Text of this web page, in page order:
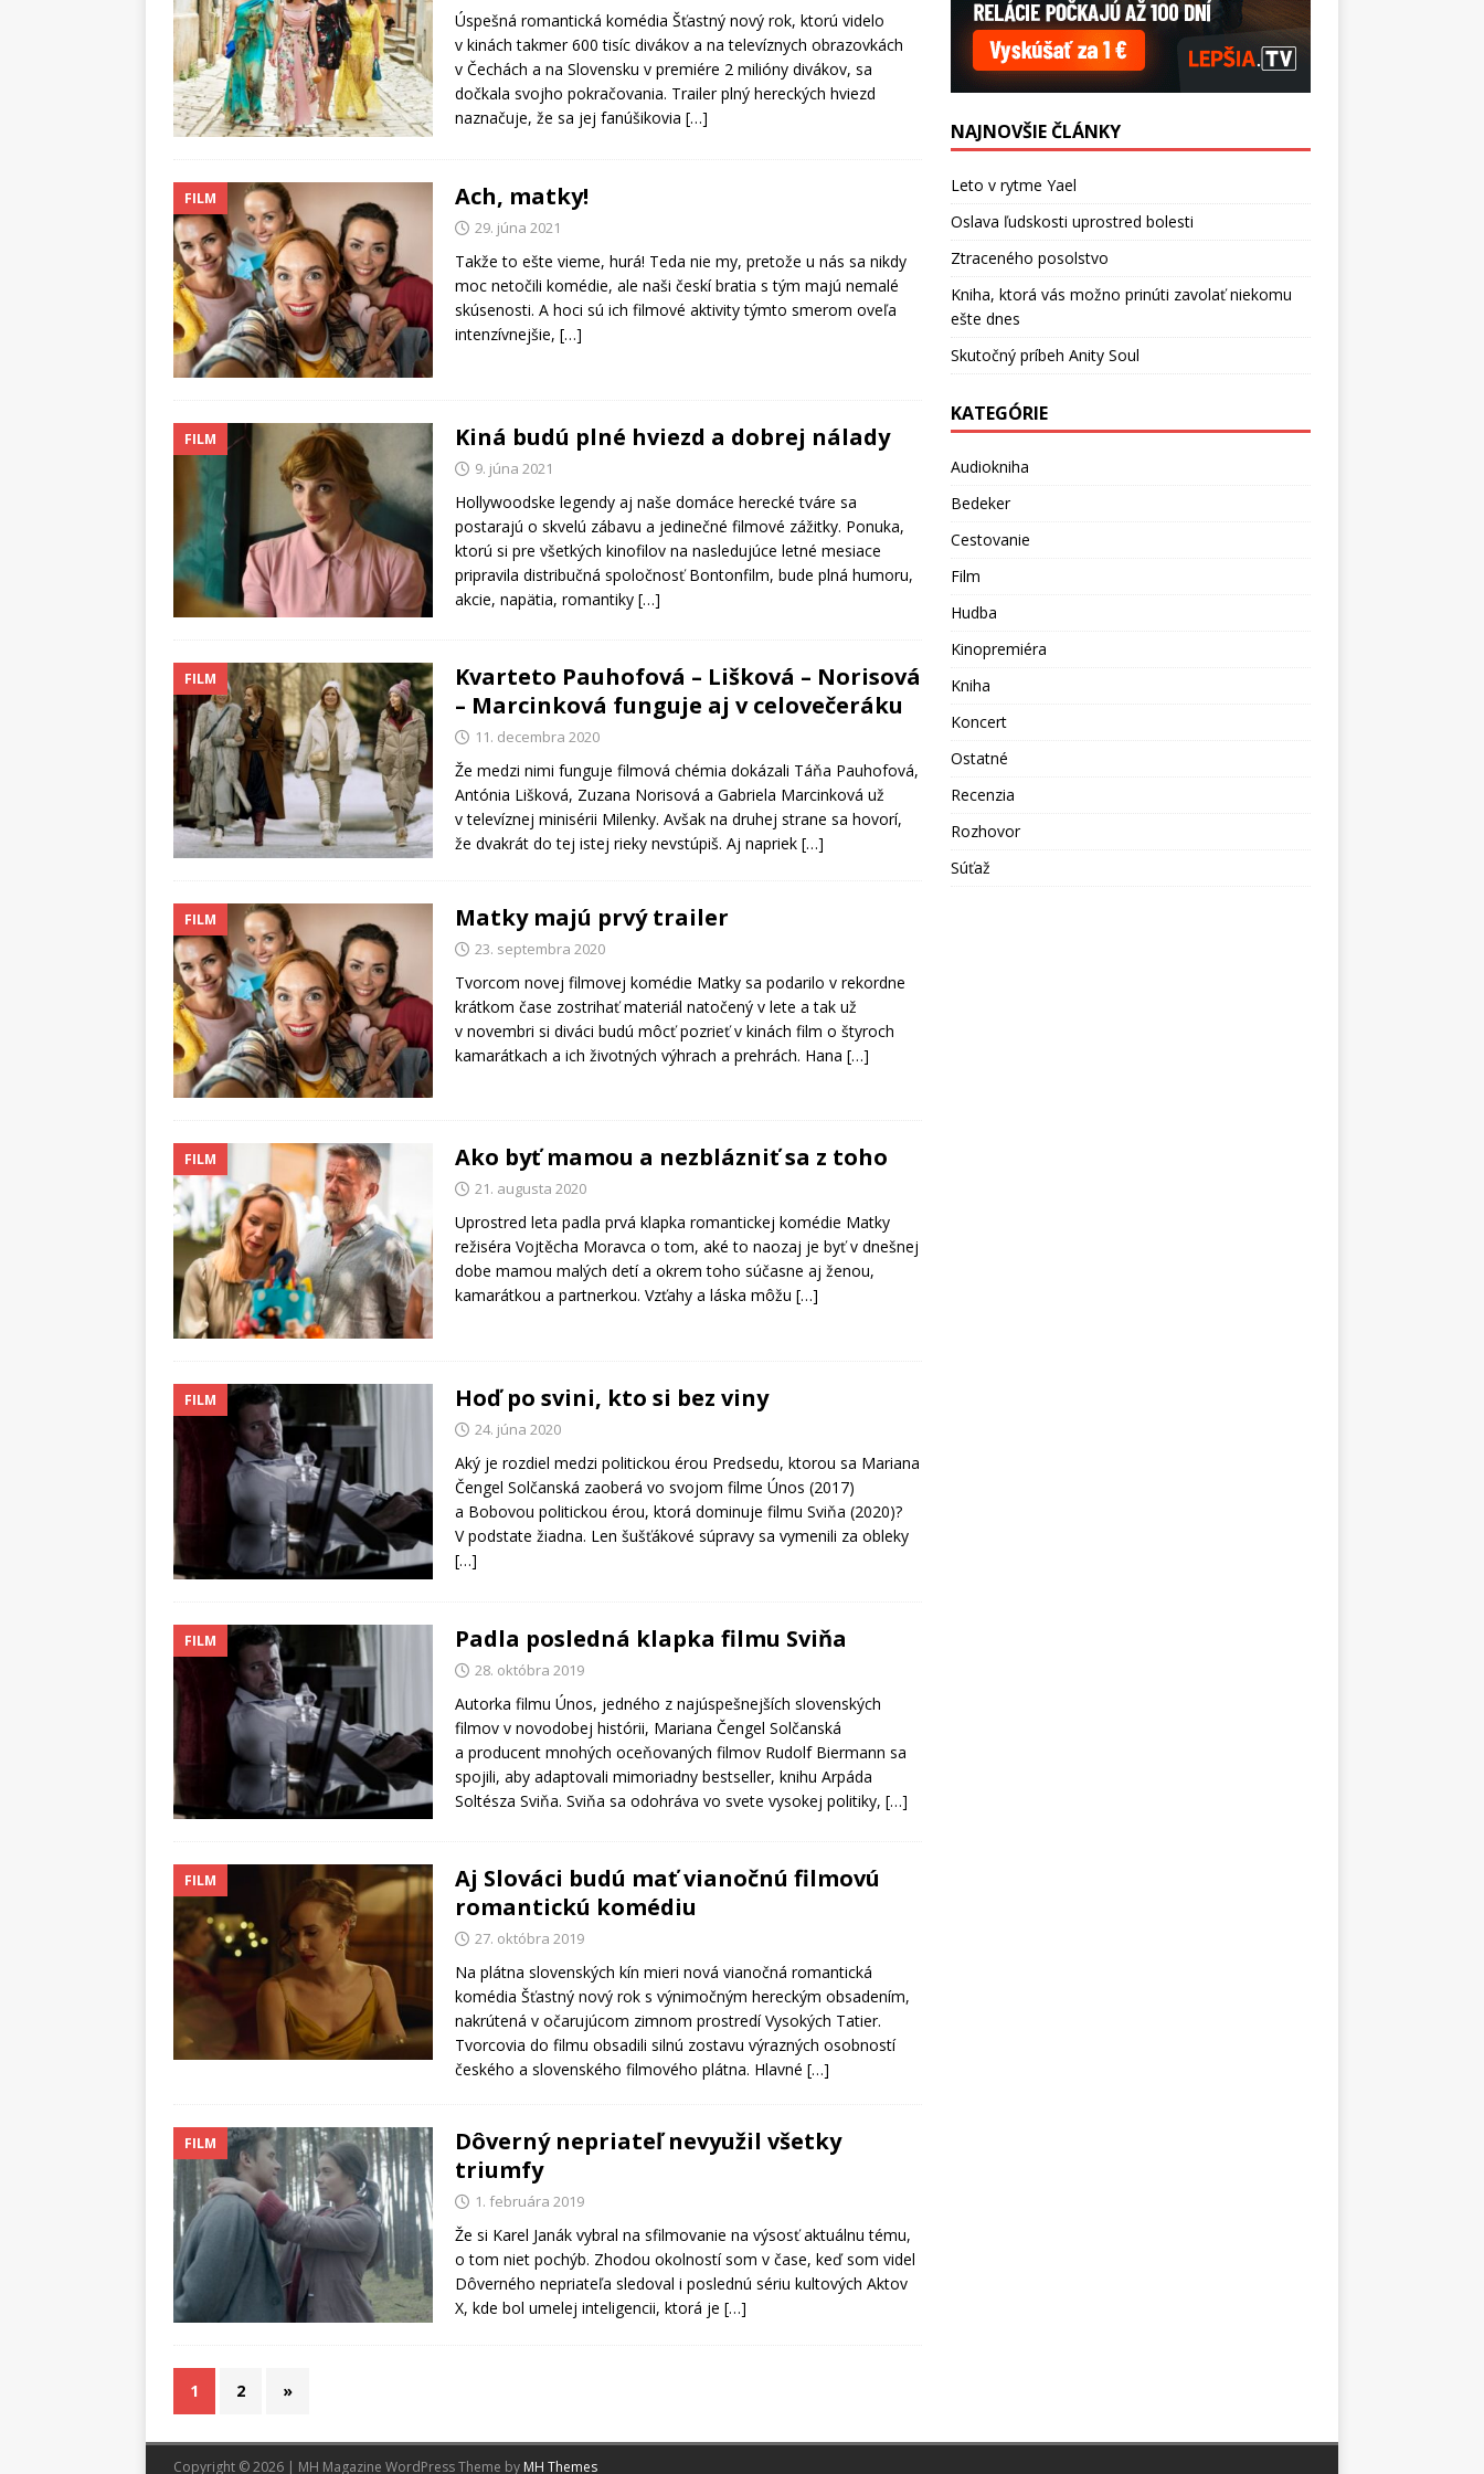
Úspešná romantická komédia Šťastný nový rok, ktorú videlo
v kinách takmer 600 tisíc divákov a na televíznych obrazovkách
v Čechách a na Slovensku v premiére 2 milióny divákov, sa
dočkala svojho pokračovania. Trailer plný hereckých hviezd
naznačuje, že sa jej fanúšikovia […]
FILM Ach, matky!
29. júna 2021
Takže to ešte vieme, hurá! Teda nie my, pretože u nás sa nikdy
moc netočili komédie, ale naši českí bratia s tým majú nemalé
skúsenosti. A hoci sú ich filmové aktivity týmto smerom oveľa
intenzívnejšie, […]
FILM Kiná budú plné hviezd a dobrej nálady
9. júna 2021
Hollywoodske legendy aj naše domáce herecké tváre sa
postarajú o skvelú zábavu a jedinečné filmové zážitky. Ponuka,
ktorú si pre všetkých kinofilov na nasledujúce letné mesiace
pripravila distribučná spoločnosť Bontonfilm, bude plná humoru,
akcie, napätia, romantiky […]
FILM
Kvarteto Pauhofová – Lišková – Norisová
– Marcinková funguje aj v celovečeráku
11. decembra 2020
Že medzi nimi funguje filmová chémia dokázali Táňa Pauhofová,
Antónia Lišková, Zuzana Norisová a Gabriela Marcinková už
v televíznej minisérii Milenky. Avšak na druhej strane sa hovorí,
že dvakrát do tej istej rieky nevstúpiš. Aj napriek […]
FILM Matky majú prvý trailer
23. septembra 2020
Tvorcom novej filmovej komédie Matky sa podarilo v rekordne
krátkom čase zostrihať materiál natočený v lete a tak už
v novembri si diváci budú môcť pozrieť v kinách film o štyroch
kamarátkach a ich životných výhrach a prehrách. Hana […]
FILM Ako byť mamou a nezblázniť sa z toho
21. augusta 2020
Uprostred leta padla prvá klapka romantickej komédie Matky
režiséra Vojtěcha Moravca o tom, aké to naozaj je byť v dnešnej
dobe mamou malých detí a okrem toho súčasne aj ženou,
kamarátkou a partnerkou. Vzťahy a láska môžu […]
FILM Hoď po svini, kto si bez viny
24. júna 2020
Aký je rozdiel medzi politickou érou Predsedu, ktorou sa Mariana
Čengel Solčanská zaoberá vo svojom filme Únos (2017)
a Bobovou politickou érou, ktorá dominuje filmu Sviňa (2020)?
V podstate žiadna. Len šušťákové súpravy sa vymenili za obleky
[…]
FILM Padla posledná klapka filmu Sviňa
28. októbra 2019
Autorka filmu Únos, jedného z najúspešnejších slovenských
filmov v novodobej histórii, Mariana Čengel Solčanská
a producent mnohých oceňovaných filmov Rudolf Biermann sa
spojili, aby adaptovali mimoriadny bestseller, knihu Arpáda
Soltésza Sviňa. Sviňa sa odohráva vo svete vysokej politiky, […]
FILM
Aj Slováci budú mať vianočnú filmovú
romantickú komédiu
27. októbra 2019
Na plátna slovenských kín mieri nová vianočná romantická
komédia Šťastný nový rok s výnimočným hereckým obsadením,
nakrútená v očarujúcom zimnom prostredí Vysokých Tatier.
Tvorcovia do filmu obsadili silnú zostavu výrazných osobností
českého a slovenského filmového plátna. Hlavné […]
FILM
Dôverný nepriateľ nevyužil všetky
triumfy
1. februára 2019
Že si Karel Janák vybral na sfilmovanie na výsosť aktuálnu tému,
o tom niet pochýb. Zhodou okolností som v čase, keď som videl
Dôverného nepriateľa sledoval i poslednú sériu kultových Aktov
X, kde bol umelej inteligencii, ktorá je […]
1 2 »
NAJNOVŠIE ČLÁNKY
Leto v rytme Yael
Oslava ľudskosti uprostred bolesti
Ztraceného posolstvo
Kniha, ktorá vás možno prinúti zavolať niekomu
ešte dnes
Skutočný príbeh Anity Soul
KATEGÓRIE
Audiokniha
Bedeker
Cestovanie
Film
Hudba
Kinopremiéra
Kniha
Koncert
Ostatné
Recenzia
Rozhovor
Súťaž
Copyright © 2026 | MH Magazine WordPress Theme by MH Themes